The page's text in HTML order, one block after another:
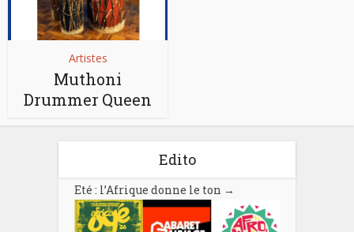
Artistes
Muthoni
Drummer Queen
Edito
Eté : l’Afrique donne le ton →